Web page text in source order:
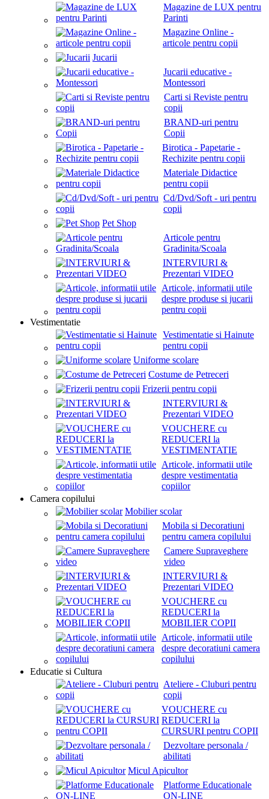
Magazine de LUX pentru
Parinti
Magazine Online -
articole pentru copii
Jucarii
Jucarii educative -
Montessori
Carti si Reviste pentru
copii
BRAND-uri pentru
Copii
Birotica - Papetarie -
Rechizite pentru copii
Materiale Didactice
pentru copii
Cd/Dvd/Soft - uri pentru
copii
Pet Shop
Articole pentru
Gradinita/Scoala
INTERVIURI &
Prezentari VIDEO
Articole, informatii utile
despre produse si jucarii
pentru copii
Vestimentatie
Vestimentatie si Hainute
pentru copii
Uniforme scolare
Costume de Petreceri
Frizerii pentru copii
INTERVIURI &
Prezentari VIDEO
VOUCHERE cu
REDUCERI la
VESTIMENTATIE
Articole, informatii utile
despre vestimentatia
copiilor
Camera copilului
Mobilier scolar
Mobila si Decoratiuni
pentru camera copilului
Camere Supraveghere
video
INTERVIURI &
Prezentari VIDEO
VOUCHERE cu
REDUCERI la
MOBILIER COPII
Articole, informatii utile
despre decoratiuni camera
copilului
Educatie si Cultura
Ateliere - Cluburi pentru
copii
VOUCHERE cu
REDUCERI la
CURSURI pentru COPII
Dezvoltare personala /
abilitati
Micul Apicultor
Platforme Educationale
ON-LINE